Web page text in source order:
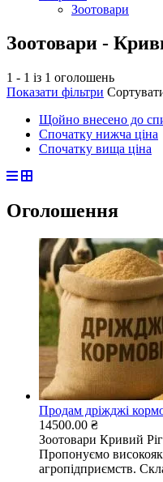
Зоотовари
Зоотовари -
1 - 1 із 1 оголошень
Показати фільтри
Щойно внесено до
Спочатку нижча ціна
Спочатку вища ціна
Оголошення
Продам дріжджі
14500.00 ₴
Зоотовари Кривий
Пропонуємо
агропідприємств.